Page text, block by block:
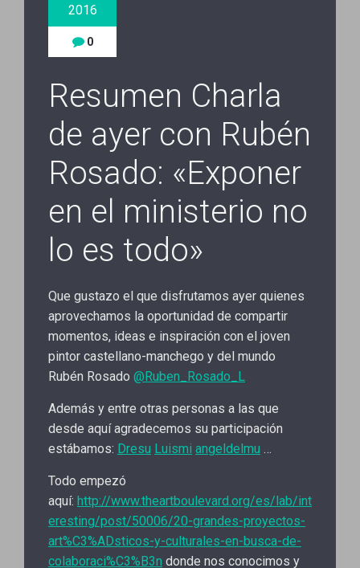
2016
0
Resumen Charla
de ayer con Rubén
Rosado: «Exponer
en el ministerio no
lo es todo»
Que gustazo el que disfrutamos ayer quienes
aprovechamos la oportunidad de compartir
momentos, ideas e inspiración con el joven
pintor castellano-manchego y del mundo
Rubén Rosado @Ruben_Rosado_L
Además y entre otras personas a las que
desde aquí agradecemos su participación
estábamos: Dresu Luismi angeldelmu …
Todo empezó
aquí: http://www.theartboulevard.org/es/lab/int
eresting/post/50006/20-grandes-proyectos-
art%C3%ADsticos-y-culturales-en-busca-de-
colaboraci%C3%B3n donde nos conocimos y